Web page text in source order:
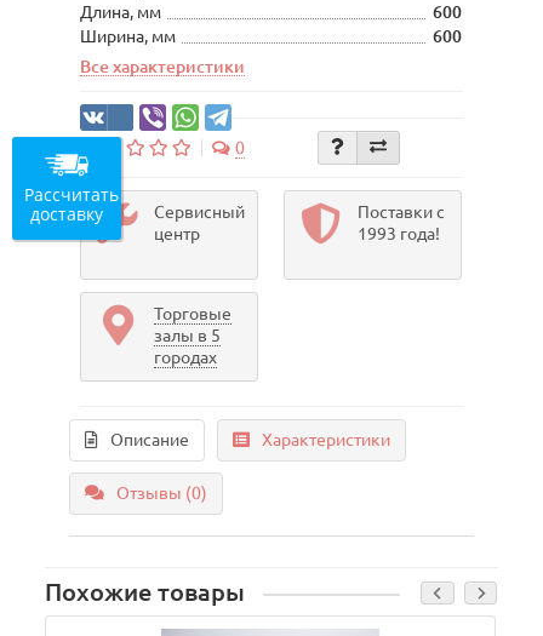
Длина, мм
600
Ширина, мм
600
Все характеристики
0
Сервисный
центр
Поставки с
1993 года!
Торговые
залы в 5
городах
Описание Характеристики
Отзывы (0)
Похожие товары
Рассчитать
доставку